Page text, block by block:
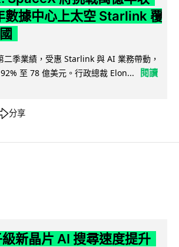
數據中心上太空 Starlink 覆
二季業績，受惠 Starlink 與 AI 業務帶動，
至 78 億美元。行政總裁 Elon...
閱讀
分享
新晶片 AI 搜尋速度提升